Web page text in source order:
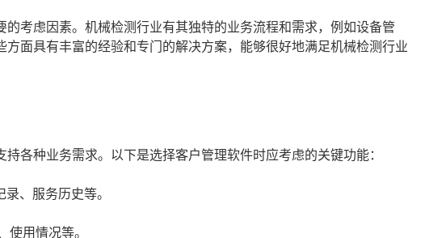
考虑因素。机械检测行业有其独特的业务流程和需求，例如设备管
面具有丰富的经验和专门的解决方案，能够很好地满足机械检测行业
各种业务需求。以下是选择客户管理软件时应考虑的关键功能：
、服务历史等。
用情况等。